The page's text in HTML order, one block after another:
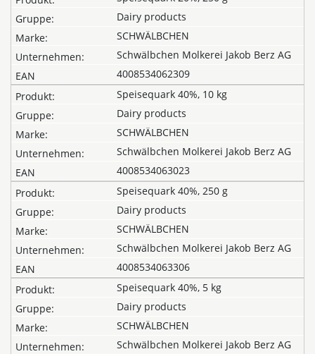
Dairy products
SCHWÄLBCHEN
Schwälbchen Molkerei Jakob Berz AG
4008534062309
Speisequark 40%, 10 kg
Dairy products
SCHWÄLBCHEN
Schwälbchen Molkerei Jakob Berz AG
4008534063023
Speisequark 40%, 250 g
Dairy products
SCHWÄLBCHEN
Schwälbchen Molkerei Jakob Berz AG
4008534063306
Speisequark 40%, 5 kg
Dairy products
SCHWÄLBCHEN
Schwälbchen Molkerei Jakob Berz AG